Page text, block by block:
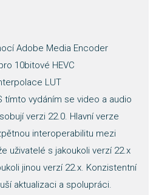
Adobe Media Encoder
10bitové HEVC
LUT
tímto vydáním se video a audio
verzi 22.0. Hlavní verze
interoperabilitu mezi
uživatelé s jakoukoli verzí 22.x
jinou verzí 22.x. Konzistentní
aktualizaci a spolupráci.